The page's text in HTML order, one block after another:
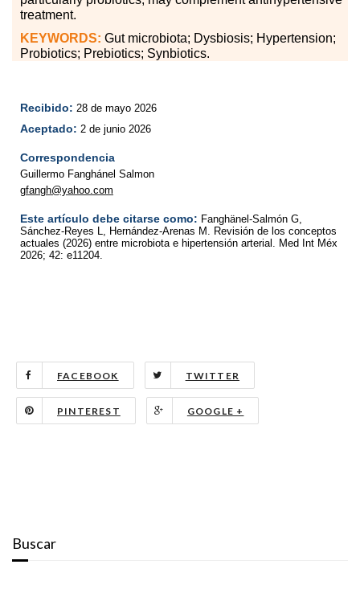
treatment.
KEYWORDS: Gut microbiota; Dysbiosis; Hypertension;
Probiotics; Prebiotics; Synbiotics.
Recibido: 28 de mayo 2026
Aceptado: 2 de junio 2026
Correspondencia
Guillermo Fanghánel Salmon
gfangh@yahoo.com
Este artículo debe citarse como: Fanghänel-Salmón G,
Sánchez-Reyes L, Hernández-Arenas M. Revisión de los conceptos
actuales (2026) entre microbiota e hipertensión arterial. Med Int Méx
2026; 42: e11204.
FACEBOOK TWITTER
PINTEREST GOOGLE +
Buscar